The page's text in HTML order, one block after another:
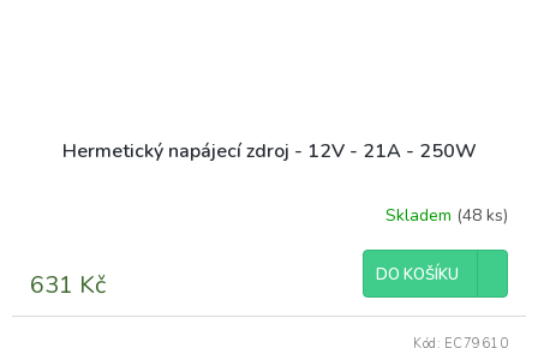
Hermetický napájecí zdroj - 12V - 21A - 250W
Skladem (48 ks)
631 Kč DO KOŠÍKU
Kód: EC79610